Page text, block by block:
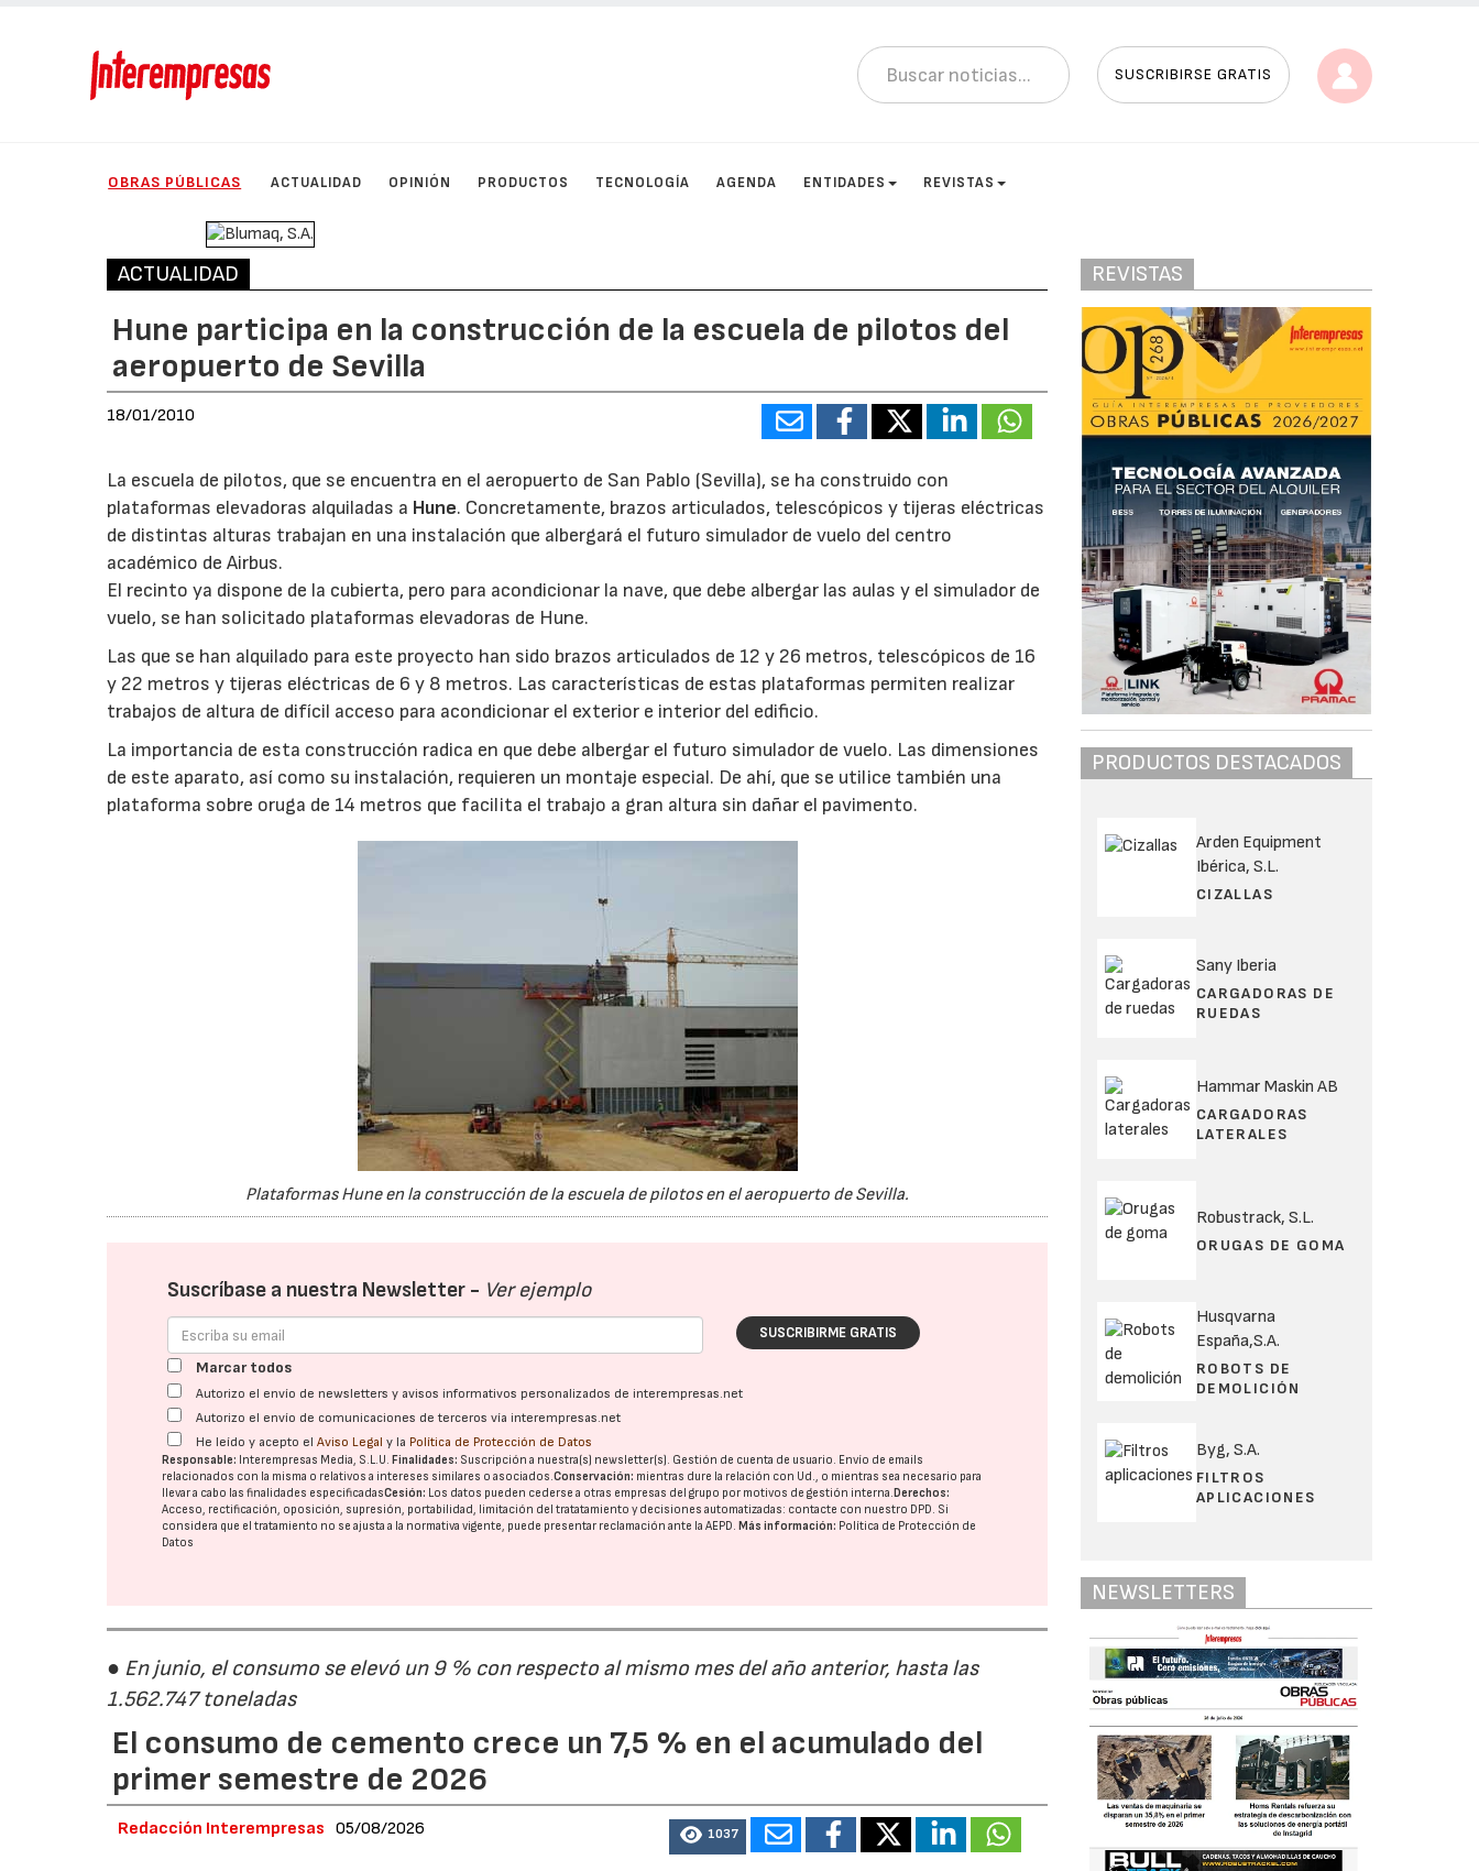
SUSCRIBIRSE GRATIS
OBRAS PÚBLICAS ACTUALIDAD OPINIÓN PRODUCTOS TECNOLOGÍA AGENDA ENTIDADES REVISTAS
ACTUALIDAD
Hune participa en la construcción de la escuela de pilotos del
aeropuerto de Sevilla
18/01/2010
La escuela de pilotos, que se encuentra en el aeropuerto de San Pablo (Sevilla), se ha construido con
plataformas elevadoras alquiladas a Hune. Concretamente, brazos articulados, telescópicos y tijeras eléctricas
de distintas alturas trabajan en una instalación que albergará el futuro simulador de vuelo del centro
académico de Airbus.
El recinto ya dispone de la cubierta, pero para acondicionar la nave, que debe albergar las aulas y el simulador de
vuelo, se han solicitado plataformas elevadoras de Hune.
Las que se han alquilado para este proyecto han sido brazos articulados de 12 y 26 metros, telescópicos de 16
y 22 metros y tijeras eléctricas de 6 y 8 metros. Las características de estas plataformas permiten realizar
trabajos de altura de difícil acceso para acondicionar el exterior e interior del edificio.
La importancia de esta construcción radica en que debe albergar el futuro simulador de vuelo. Las dimensiones
de este aparato, así como su instalación, requieren un montaje especial. De ahí, que se utilice también una
plataforma sobre oruga de 14 metros que facilita el trabajo a gran altura sin dañar el pavimento.
Plataformas Hune en la construcción de la escuela de pilotos en el aeropuerto de Sevilla.
Suscríbase a nuestra Newsletter - Ver ejemplo
SUSCRIBIRME GRATIS
Marcar todos
Autorizo el envío de newsletters y avisos informativos personalizados de interempresas.net
Autorizo el envío de comunicaciones de terceros vía interempresas.net
He leído y acepto elAviso Legal y la Política de Protección de Datos
Responsable: Interempresas Media, S.L.U. Finalidades: Suscripción a nuestra(s) newsletter(s). Gestión de cuenta de usuario. Envío de emails
relacionados con la misma o relativos a intereses similares o asociados.Conservación: mientras dure la relación con Ud., o mientras sea necesario para
llevar a cabo las finalidades especificadasCesión: Los datos pueden cederse a otras empresas del grupo por motivos de gestión interna. Derechos:
Acceso, rectificación, oposición, supresión, portabilidad, limitación del tratatamiento y decisiones automatizadas: contacte con nuestro DPD. Si
considera que el tratamiento no se ajusta a la normativa vigente, puede presentar reclamación ante laAEPD. Más información: Política de Protección de
Datos
● En junio, el consumo se elevó un 9 % con respecto al mismo mes del año anterior, hasta las
1.562.747 toneladas
El consumo de cemento crece un 7,5 % en el acumulado del
primer semestre de 2026
Redacción Interempresas 05/08/2026 1037
REVISTAS
PRODUCTOS DESTACADOS
Arden Equipment
Ibérica, S.L.
CIZALLAS
Sany Iberia
CARGADORAS DE
RUEDAS
Hammar Maskin AB
CARGADORAS
LATERALES
Robustrack, S.L.
ORUGAS DE GOMA
Husqvarna
España,S.A.
ROBOTS DE
DEMOLICIÓN
Byg, S.A.
FILTROS
APLICACIONES
NEWSLETTERS